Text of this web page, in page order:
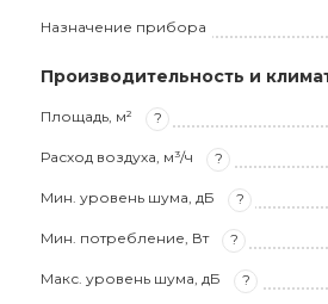
Назначение прибора
Производительность и
Площадь, м² ?
Расход воздуха, м³/ч ?
Мин. уровень шума, дБ ?
Мин. потребление, Вт ?
Макс. уровень шума, дБ ?